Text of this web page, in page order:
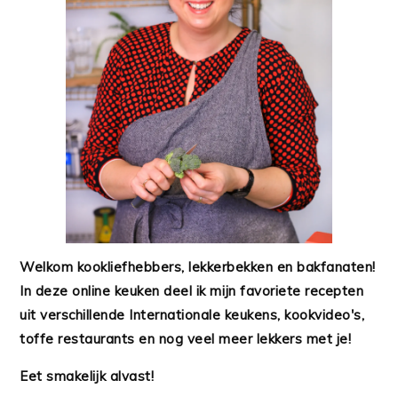
Welkom kookliefhebbers, lekkerbekken en bakfanaten!
In deze online keuken deel ik mijn favoriete recepten
uit verschillende Internationale keukens, kookvideo's,
toffe restaurants en nog veel meer lekkers met je!
Eet smakelijk alvast!